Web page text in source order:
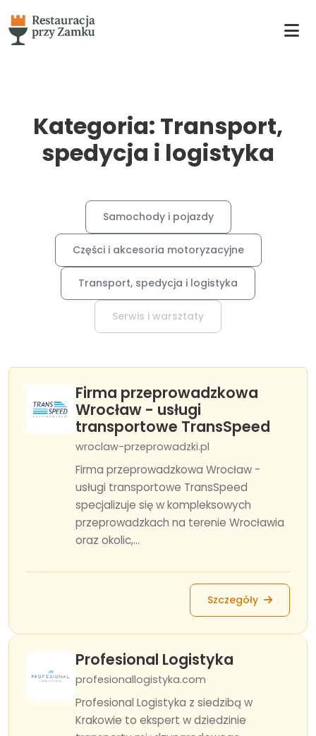
Kategoria: Transport,
spedycja i logistyka
Samochody i pojazdy
Części i akcesoria motoryzacyjne
Transport, spedycja i logistyka
Serwis i warsztaty
Firma przeprowadzkowa
Wrocław - usługi
transportowe TransSpeed
wroclaw-przeprowadzki.pl
Firma przeprowadzkowa Wrocław -
usługi transportowe TransSpeed
specjalizuje się w kompleksowych
przeprowadzkach na terenie Wrocławia
oraz okolic,...
Szczegóły
Profesional Logistyka
profesionallogistyka.com
Profesional Logistyka z siedzibą w
Krakowie to ekspert w dziedzinie